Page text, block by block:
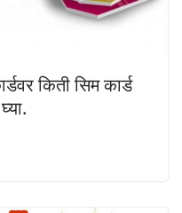
किती सिम कार्ड